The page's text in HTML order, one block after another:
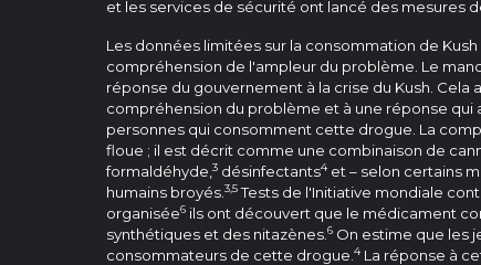
et les services de sécurité ont lancé des mesures
Les données limitées sur la consommation de
compréhension de l'ampleur du problème. Le
réponse du gouvernement à la crise du Kush. Cela
compréhension du problème et à une réponse qui
personnes qui consomment cette drogue. La
floue ; il est décrit comme une combinaison de
formaldéhyde, 3 désinfectants4et – selon certains
humains broyés. 3,5Tests de l'Initiative mondiale
organisée6 ils ont découvert que le médicament
synthétiques et des nitazènes. 6 On estime que les
consommateurs de cette drogue. 4La réponse à